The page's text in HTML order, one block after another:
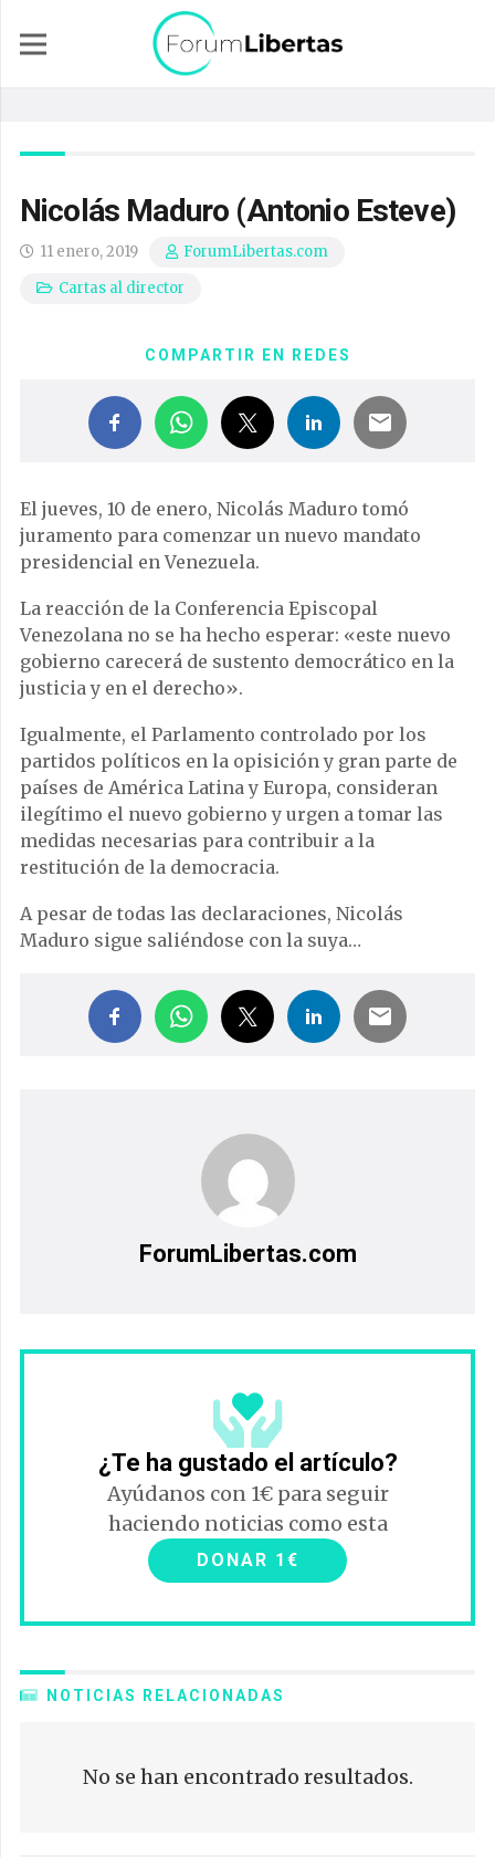
Nicolás Maduro (Antonio Esteve)
11 enero, 2019
ForumLibertas.com
Cartas al director
COMPARTIR EN REDES
El jueves, 10 de enero, Nicolás Maduro tomó
juramento para comenzar un nuevo mandato
presidencial en Venezuela.
La reacción de la Conferencia Episcopal
Venezolana no se ha hecho esperar: «este nuevo
gobierno carecerá de sustento democrático en la
justicia y en el derecho».
Igualmente, el Parlamento controlado por los
partidos políticos en la opisición y gran parte de
países de América Latina y Europa, consideran
ilegítimo el nuevo gobierno y urgen a tomar las
medidas necesarias para contribuir a la
restitución de la democracia.
A pesar de todas las declaraciones, Nicolás
Maduro sigue saliéndose con la suya…
ForumLibertas.com
¿Te ha gustado el artículo?
Ayúdanos con 1€ para seguir
haciendo noticias como esta
DONAR 1€
NOTICIAS RELACIONADAS
No se han encontrado resultados.